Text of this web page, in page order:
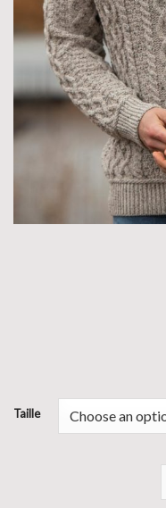
Taille